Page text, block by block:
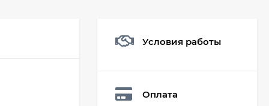
Условия работы
Оплата
19₽